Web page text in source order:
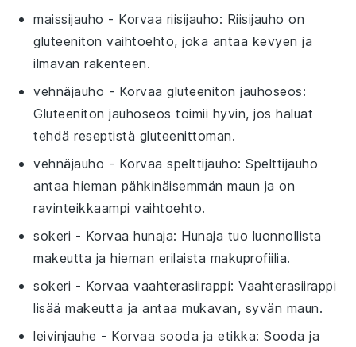
maissijauho - Korvaa riisijauho: Riisijauho on
gluteeniton vaihtoehto, joka antaa kevyen ja
ilmavan rakenteen.
vehnäjauho - Korvaagluteeniton jauhoseos:
Gluteeniton jauhoseos toimii hyvin, jos haluat
tehdä reseptistä gluteenittoman.
vehnäjauho - Korvaaspelttijauho: Spelttijauho
antaa hieman pähkinäisemmän maun ja on
ravinteikkaampi vaihtoehto.
sokeri - Korvaahunaja: Hunaja tuo luonnollista
makeutta ja hieman erilaista makuprofiilia.
sokeri - Korvaavaahterasiirappi: Vaahterasiirappi
lisää makeutta ja antaa mukavan, syvän maun.
leivinjauhe - Korvaa sooda ja etikka: Sooda ja